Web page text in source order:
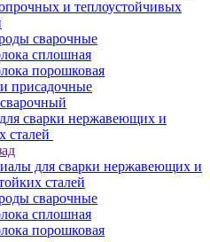
и теплоустойчивых
сварочные
сплошная
порошковая
присадочные
сварки нержавеющих и
сталей
для сварки нержавеющих и
сталей
сварочные
сплошная
порошковая